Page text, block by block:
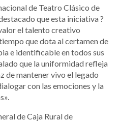
de Teatro Clásico de
que esta iniciativa ?
el talento creativo
que dota al certamen de
e identificable en todos sus
que la uniformidad refleja
de mantener vivo el legado
con las emociones y la
de Caja Rural de